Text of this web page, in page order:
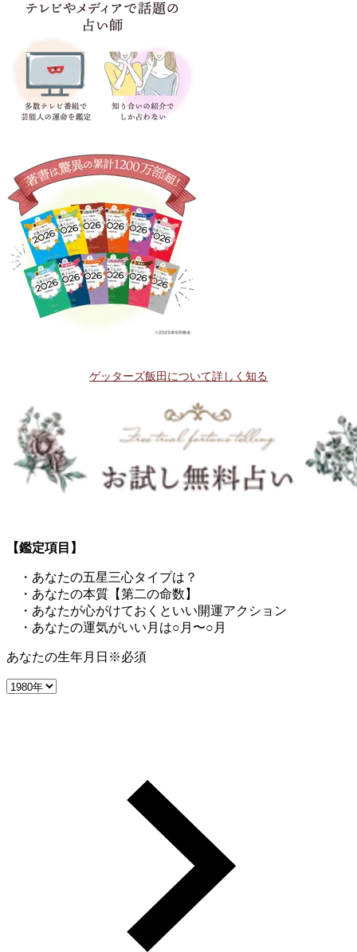
ゲッターズ飯田について詳しく知る
【鑑定項目】
・あなたの五星三心タイプは？
・あなたの本質【第二の命数】
・あなたが心がけておくといい開運アクション
・あなたの運気がいい月は○月〜○月
あなたの生年月日 ※必須